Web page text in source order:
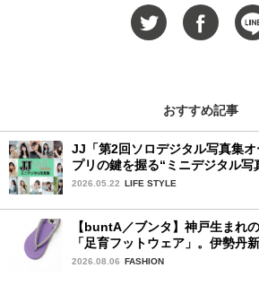
おすすめ記事
JJ「第2回ソロデジタル写真集
プリの鍵を握る“ミニデジタル写
ファイナリストの個性あふれる18
2026.05.22 LIFE STYLE
【buntA／ブンタ】神戸生まれ
「足育フットウェア」。伊勢丹
中！
2026.08.06 FASHION